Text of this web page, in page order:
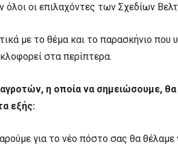
όλοι οι επιλαχόντες των Σχεδίων
με το θέμα και το παρασκήνιο που
στα περίπτερα.
η οποία να σημειώσουμε, θα
εξής:
για το νέο πόστο σας θα